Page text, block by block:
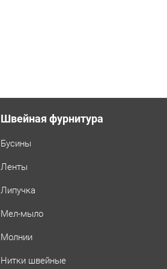
Швейная фурнитура
Бусины
Ленты
Липучка
Мел-мыло
Молнии
Нитки швейные